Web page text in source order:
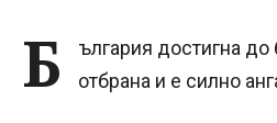
Б
ългария достигна до
отбрана и е силно